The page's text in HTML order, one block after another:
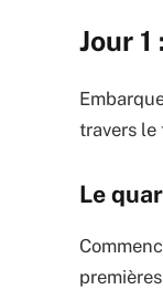
Jour
travers le
Le